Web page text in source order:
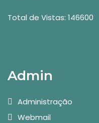
Total de Vistas: 146600
Admin
Administração
Webmail